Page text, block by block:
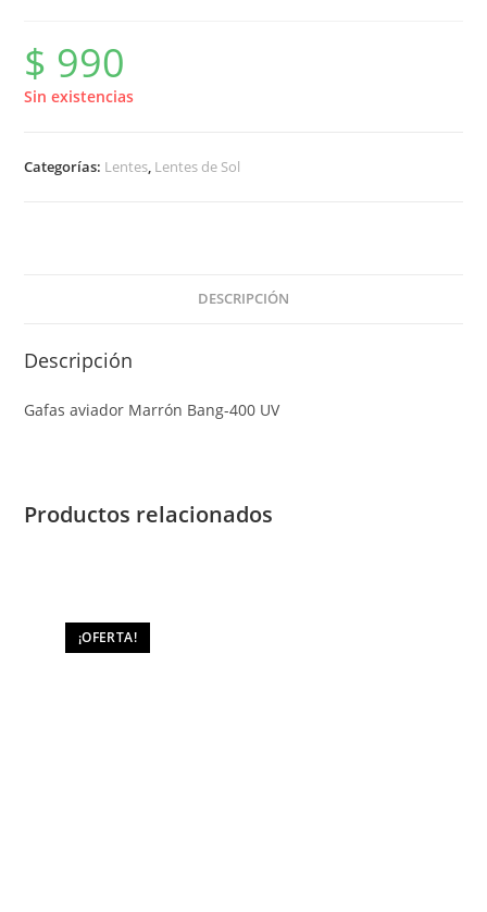
$ 990
Sin existencias
Categorías: Lentes Lentes de Sol
DESCRIPCIÓN
Descripción
Gafas aviador Marrón Bang-400 UV
Productos relacionados
¡OFERTA!